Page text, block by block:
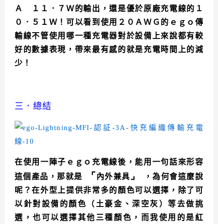
Ａ １１．７Ｗ的輸出，還是優於原廠充電線的１
０．５１Ｗ！可以看到使用２０ＡＷＧ的ｅｇｏ傳
輸線不管使用哪一種充電器對於設備上來說都有較
好的數據表現，帶來最有感的就是充電時間上的減
少！
三．總結
在使用一陣子ｅｇｏ充電線後，能用一句話來形容
這個產品，那就是 ⌜內外兼具 ⌟ ，為何會這麼說
呢？在外型上提供非常多的顏色可以選擇，除了可
以針對設備的顏色（土豪金、深空灰）等去做挑
選，也可以選擇其他三種顏色，而我使用的是紅